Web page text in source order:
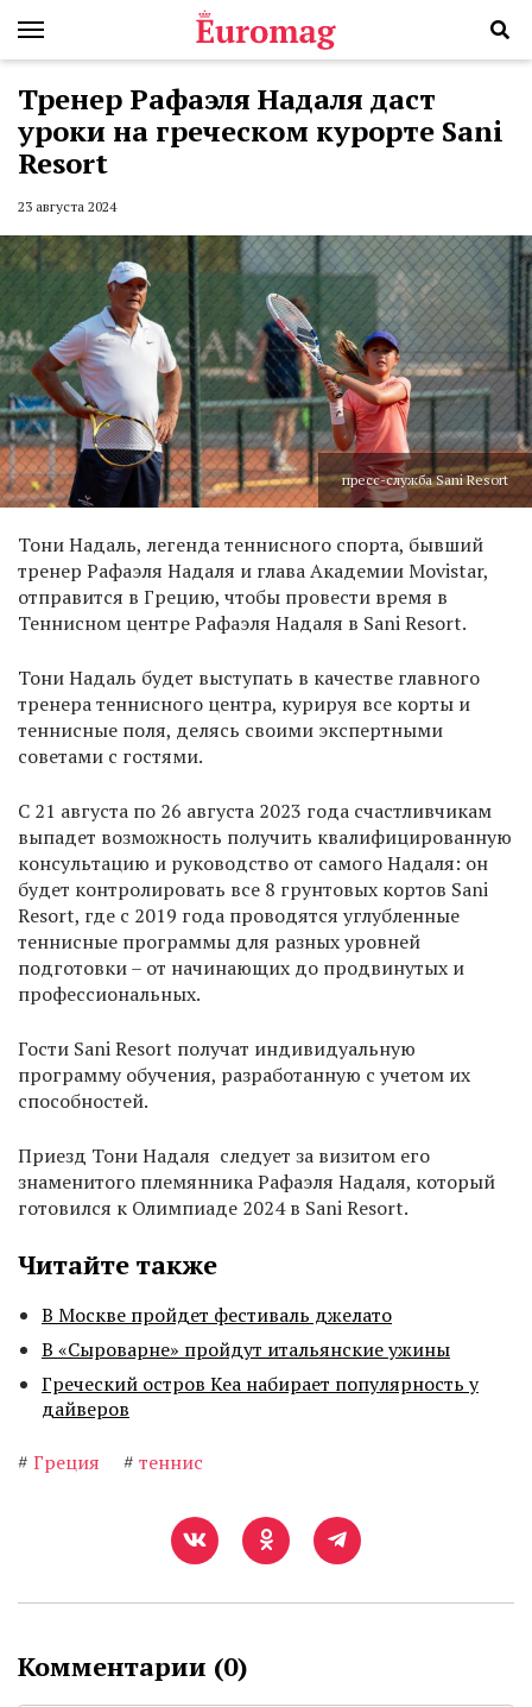
Тренер Рафаэля Надаля даст
уроки на греческом курорте Sani
Resort
23 августа 2024
пресс-служба Sani Resort
Тони Надаль, легенда теннисного спорта, бывший
тренер Рафаэля Надаля и глава Академии Movistar,
отправится в Грецию, чтобы провести время в
Теннисном центре Рафаэля Надаля в Sani Resort.
Тони Надаль будет выступать в качестве главного
тренера теннисного центра, курируя все корты и
теннисные поля, делясь своими экспертными
советами с гостями.
С 21 августа по 26 августа 2023 года счастливчикам
выпадет возможность получить квалифицированную
консультацию и руководство от самого Надаля: он
будет контролировать все 8 грунтовых кортов Sani
Resort, где с 2019 года проводятся углубленные
теннисные программы для разных уровней
подготовки – от начинающих до продвинутых и
профессиональных.
Гости Sani Resort получат индивидуальную
программу обучения, разработанную с учетом их
способностей.
Приезд Тони Надаля следует за визитом его
знаменитого племянника Рафаэля Надаля, который
готовился к Олимпиаде 2024 в Sani Resort.
Читайте также
В Москве пройдет фестиваль джелато
В «Сыроварне» пройдут итальянские ужины
Греческий остров Кеа набирает популярность у
дайверов
# Греция # теннис
Комментарии (0)